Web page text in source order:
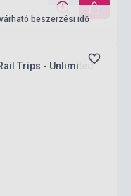
beszerzési idő
Trips - Unlimited